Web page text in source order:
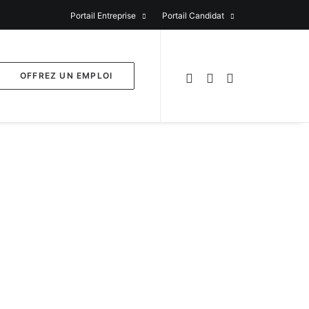
Portail Entreprise Portail Candidat
OFFREZ UN EMPLOI